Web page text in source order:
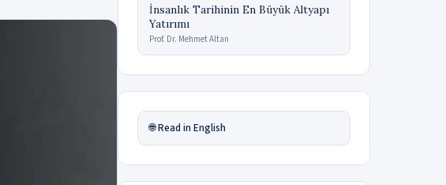
İnsanlık Tarihinin En Büyük Altyapı
Yatırımı
Prof. Dr. Mehmet Altan
🌐 Read in English